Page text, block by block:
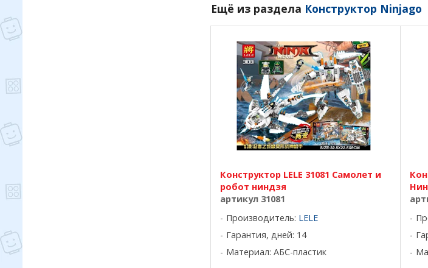
Ещё из раздела Конструктор Ninjago
Конструктор LELE 31081 Самолет и
робот ниндзя
артикул 31081
Производитель: LELE
Гарантия, дней: 14
Материал: АБС-пластик